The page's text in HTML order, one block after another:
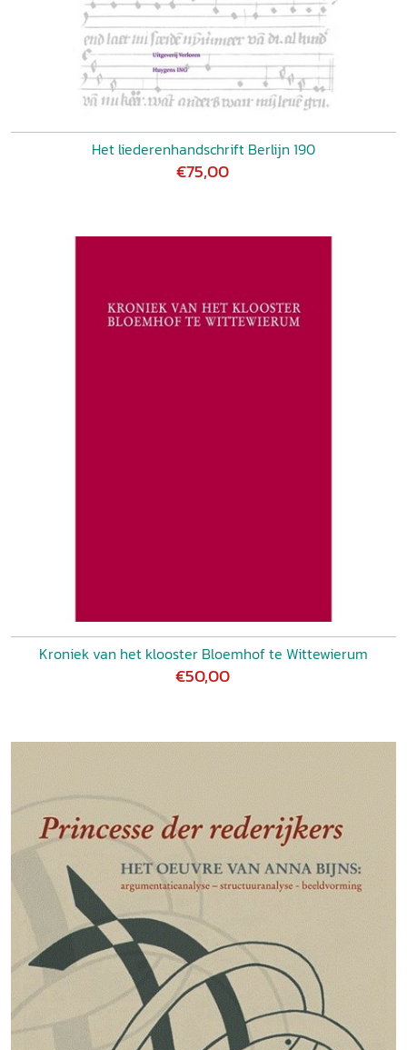
Het liederenhandschrift Berlijn 190
€75,00
Kroniek van het klooster Bloemhof te Wittewierum
€50,00